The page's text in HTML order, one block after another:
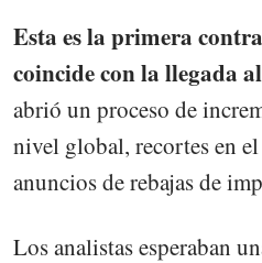
Esta es la primera
coincide con la llegada
abrió un proceso de
nivel global, recortes en
anuncios de rebajas de
Los analistas esperaban